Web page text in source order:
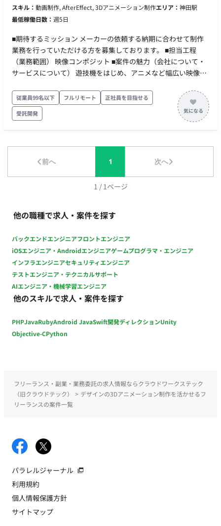
スキル： 動画制作, AfterEffect, 3Dアニメーション制作エリア： 神田駅
最低稼働日数： 週5日
■期待するミッション メーカーの依頼する納期に合わせて制作
業務を行っていただける方を募集しております。 ■担当工程
（業務範囲） 映像コンポジット ■案件の魅力（会社について・
サービスについて） 遊技機をはじめ、アニメなど幅広い映像制
が可能ですが、プロパー人材とコミュニケーションをとる観点
で、出社も可能な方を優先いたします。 PCは持参を予定してお
ります。
従業員99名以下 フルリモート
正社員を目指せる
受託開発
前へ 1 次へ
1 / 1ページ
他の職種で求人・案件を探す
バックエンドエンジニアフロントエンジニア
iOSエンジニア・Androidエンジニアゲームプログラマ・エンジニア
インフラエンジニアセキュリティエンジニア
テストエンジニア・テクニカルサポート
AIエンジニア・機械学習エンジニア
他のスキルで求人・案件を探す
PHPJavaRubyAndroid JavaSwift開発ディレクションUnity
Objective-CPython
フリーランス・副業・業務委託の求人情報ならクラウドワークステック
（旧クラウドテック）
> デザインの3Dアニメーション制作を活かせるフ
リーランスの案件一覧
パラレルジャーナル
利用規約
個人情報保護方針
サイトマップ